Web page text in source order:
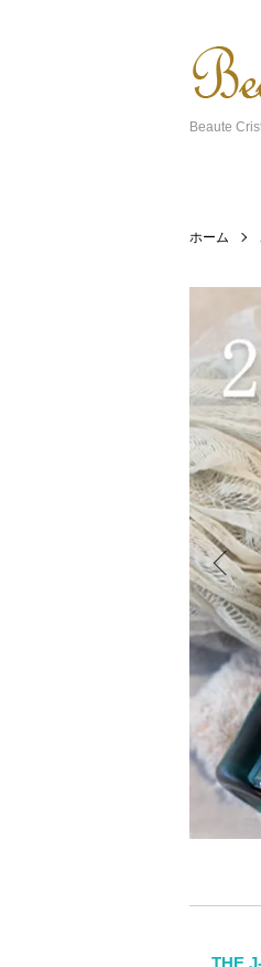
Beaute
ホーム
THE